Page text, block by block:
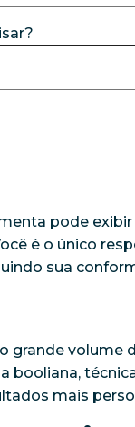
pode
é o único
sua
grande volume
booliana,
mais